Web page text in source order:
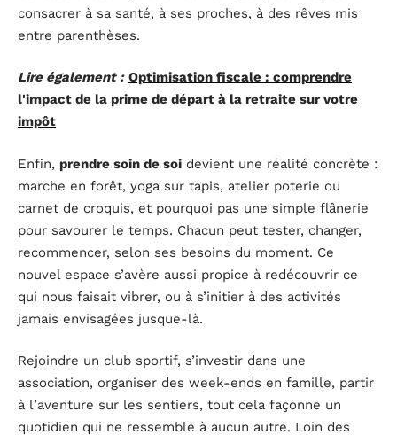
consacrer à sa santé, à ses proches, à des rêves mis
entre parenthèses.
Lire également : Optimisation fiscale : comprendre
l'impact de la prime de départ à la retraite sur votre
impôt
Enfin, prendre soin de soi devient une réalité concrète :
marche en forêt, yoga sur tapis, atelier poterie ou
carnet de croquis, et pourquoi pas une simple flânerie
pour savourer le temps. Chacun peut tester, changer,
recommencer, selon ses besoins du moment. Ce
nouvel espace s’avère aussi propice à redécouvrir ce
qui nous faisait vibrer, ou à s’initier à des activités
jamais envisagées jusque-là.
Rejoindre un club sportif, s’investir dans une
association, organiser des week-ends en famille, partir
à l’aventure sur les sentiers, tout cela façonne un
quotidien qui ne ressemble à aucun autre. Loin des